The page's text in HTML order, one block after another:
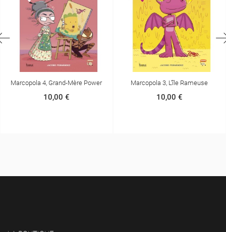
Marcopola 3, L’île Rameuse
10,00 €
Zonia Et Le Feu
10,00 €